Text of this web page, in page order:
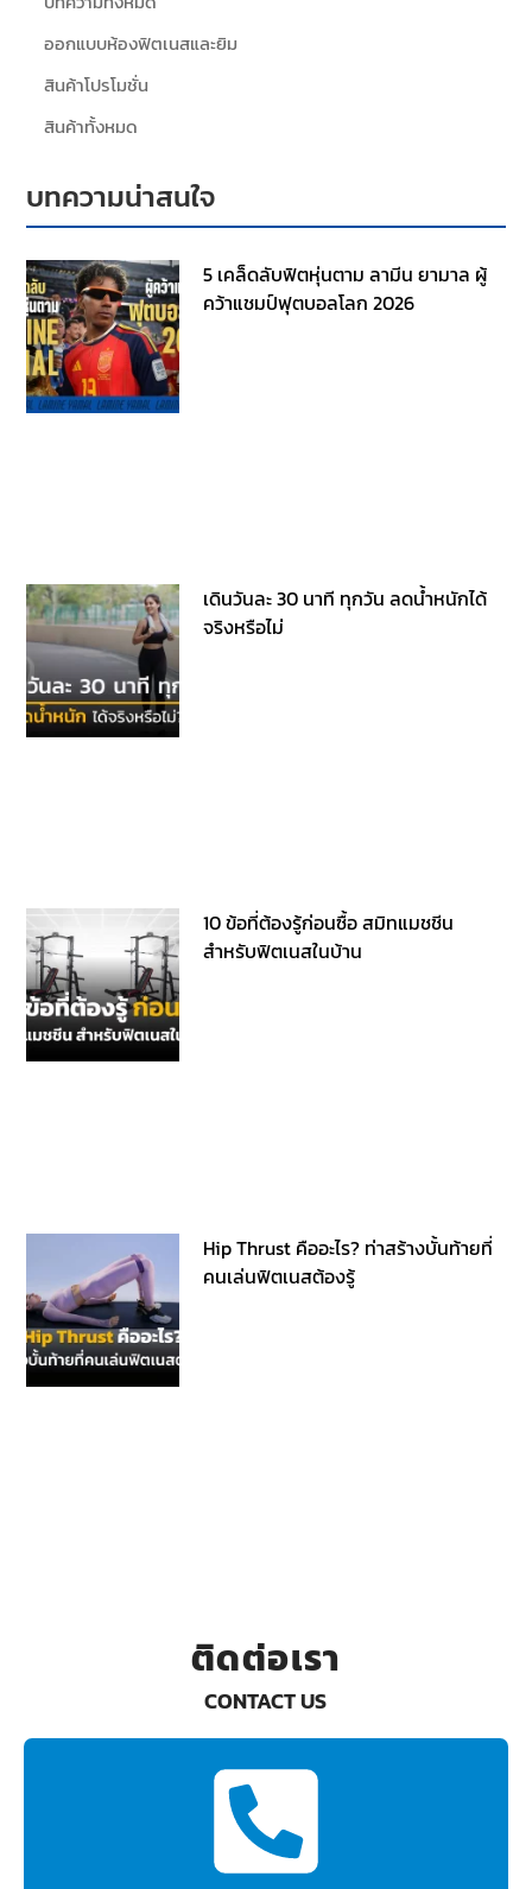
ออกแบบห้องฟิตเนสและยิม
สินค้าโปรโมชั่น
สินค้าทั้งหมด
บทความน่าสนใจ
5 เคล็ดลับฟิตหุ่นตาม ลามีน ยามาล ผู้
คว้าแชมป์ฟุตบอลโลก 2026
เดินวันละ 30 นาที ทุกวัน ลดน้ำหนักได้
จริงหรือไม่
10 ข้อที่ต้องรู้ก่อนซื้อ สมิทแมชชีน
สำหรับฟิตเนสในบ้าน
Hip Thrust คืออะไร? ท่าสร้างบั้นท้ายที่
คนเล่นฟิตเนสต้องรู้
CONTACT US
ติดต่อเรา